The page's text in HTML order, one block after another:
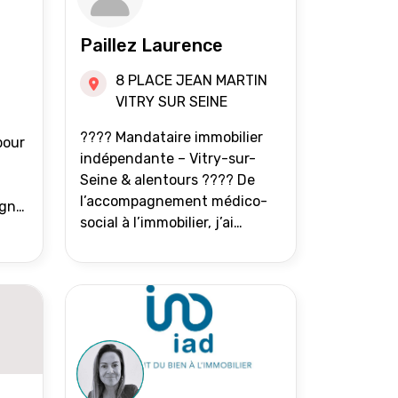
Paillez Laurence
8 PLACE JEAN MARTIN
VITRY SUR SEINE
???? Mandataire immobilier
indépendante – Vitry-sur-
Seine & alentours ???? De
l’accompagnement médico-
social à l’immobilier, j’ai
gens à avancer sereinement.
Aujourd’hui, j’accompagne
mes clients avec franchise,
écoute et énergie pour
vendre ou acheter leur bien
immobilier. ???? 300 familles
accompagnées en 8 ans, 90 %